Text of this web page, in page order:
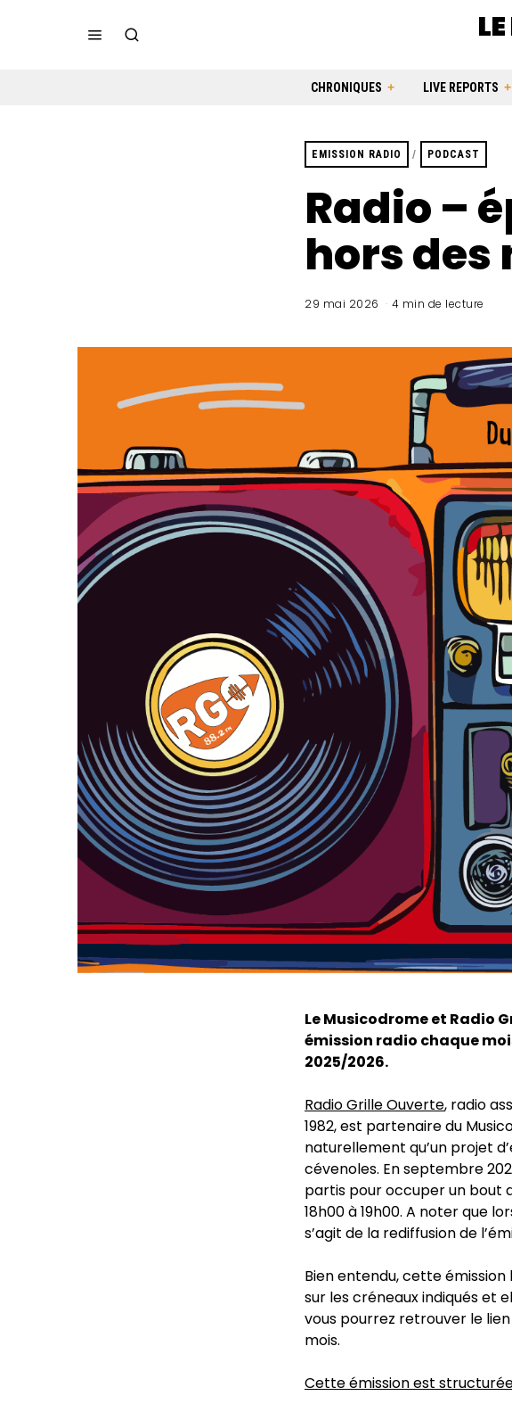
CHRONIQUES LIVE REPORTS
EMISSION RADIO / PODCAST
Radio –
hors des
29 mai 2026 4 min de lecture
Le Musicodrome et Radio
émission radio chaque
2025/2026.
Radio Grille Ouverte, radio
1982, est partenaire du
naturellement qu’un projet
cévenoles. En septembre
partis pour occuper un bout
18h00 à 19h00. A noter que
s’agit de la rediffusion de
Bien entendu, cette émission
sur les créneaux indiqués et
vous pourrez retrouver le
mois.
Cette émission est